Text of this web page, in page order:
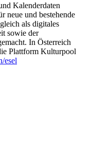
Kalenderdaten
neue und bestehende
als digitales
sowie der
In Österreich
Plattform Kulturpool
esel